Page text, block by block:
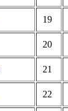
19
20
21
22